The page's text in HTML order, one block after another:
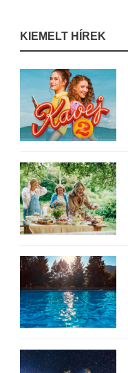
KIEMELT HÍREK